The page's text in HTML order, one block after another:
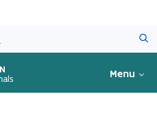
Menu